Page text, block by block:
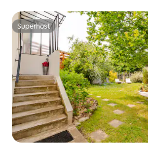
Superhost
Superhost